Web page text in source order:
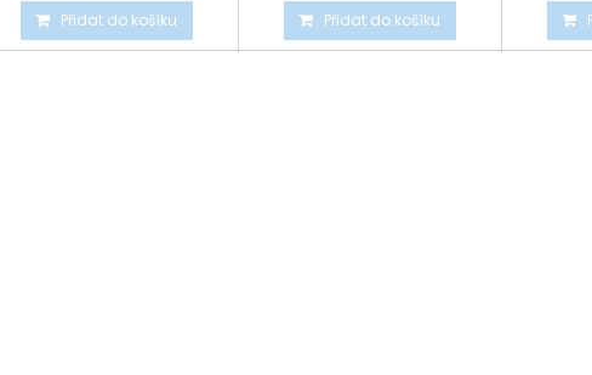
Přidat do košíku Přidat do košíku